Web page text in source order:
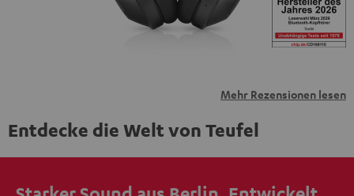
Mehr Rezensionen lesen
Entdecke die Welt von Teufel